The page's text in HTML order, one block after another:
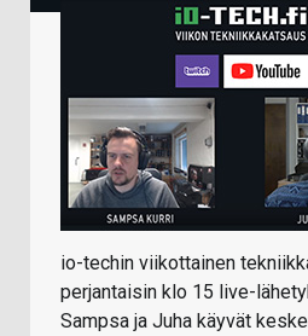
io-techin viikottainen
perjantaisin klo 15 live-
Sampsa ja Juha käyvät